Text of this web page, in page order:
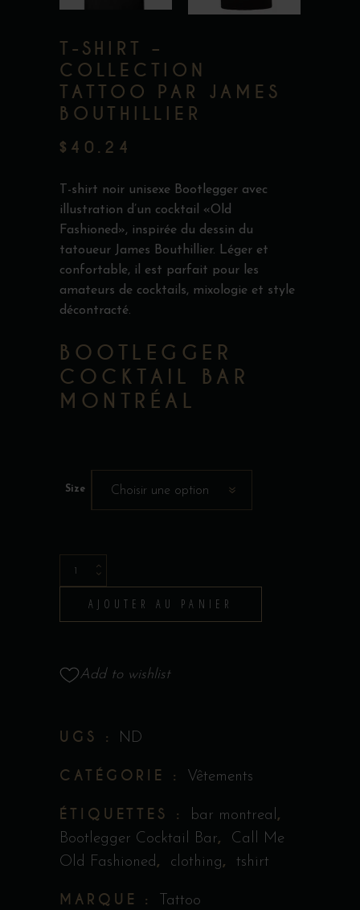
T-SHIRT –
COLLECTION
TATTOO PAR JAMES
BOUTHILLIER
$ 40.24
T-shirt noir unisexe Bootlegger avec
illustration d’un cocktail «Old
Fashioned», inspirée du dessin du
tatoueur James Bouthillier. Léger et
confortable, il est parfait pour les
amateurs de cocktails, mixologie et style
décontracté.
BOOTLEGGER
COCKTAIL BAR
MONTRÉAL
Size Choisir une option
Shirt
par
Bouthillier
AJOUTER AU PANIER
Add to wishlist
UGS : ND
CATÉGORIE : Vêtements
ÉTIQUETTES : bar montreal,
Bootlegger Cocktail Bar,
Call Me
Old Fashioned, clothing, tshirt
MARQUE : Tattoo